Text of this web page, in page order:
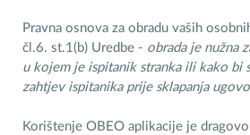
Pravna osnova za obradu vaših
čl.6. st.1(b) Uredbe - obrada je nužna
u kojem je ispitanik stranka ili kako bi
zahtjev ispitanika prije sklapanja
Korištenje OBEO aplikacije je